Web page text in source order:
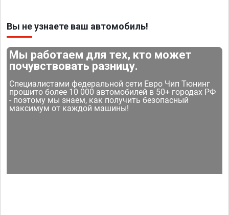
Вы не узнаете ваш автомобиль!
Мы работаем для тех, кто может
почувствовать разницу.
Специалистами федеральной сети Евро Чип Тюнинг
прошито более 10 000 автомобилей в 50+ городах РФ
- поэтому мы знаем, как получить безопасный
максимум от каждой машины!